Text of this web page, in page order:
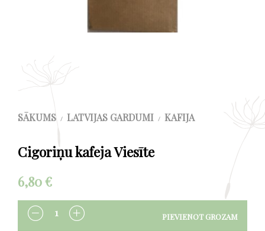
SĀKUMS / LATVIJAS GARDUMI / KAFIJA
Cigoriņu kafeja Viesīte
6,80€
DAUDZUMS PIEVIENOT GROZAM